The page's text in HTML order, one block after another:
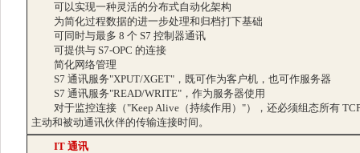
可以实现一种灵活的分布式自动化架构
为简化过程数据的进一步处理和归档打下基础
可同时与最多 8 个 S7 控制器通讯
可提供与 S7-OPC 的连接
简化网络管理
S7 通讯服务"XPUT/XGET"，既可作为客户机，也可作服务器
S7 通讯服务"READ/WRITE"，作为服务器使用
对于监控连接（"Keep Alive（持续作用）"），还必须组态所有
主动和被动通讯伙伴的传输连接时间。
IT 通讯